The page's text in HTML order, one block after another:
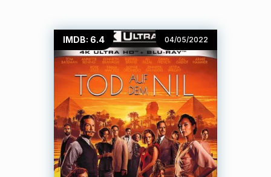
IMDB: 6.4 04/05/2022